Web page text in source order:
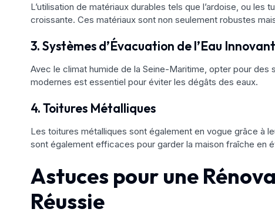
L’utilisation de matériaux durables tels que l’ardoise, ou les
croissante. Ces matériaux sont non seulement robustes
3. Systèmes d’Évacuation de l’Eau
Avec le climat humide de la Seine-Maritime, opter pour
modernes est essentiel pour éviter les dégâts des eaux.
4. Toitures Métalliques
Les toitures métalliques sont également en vogue grâce à
sont également efficaces pour garder la maison fraîche en
Astuces pour une
Réussie